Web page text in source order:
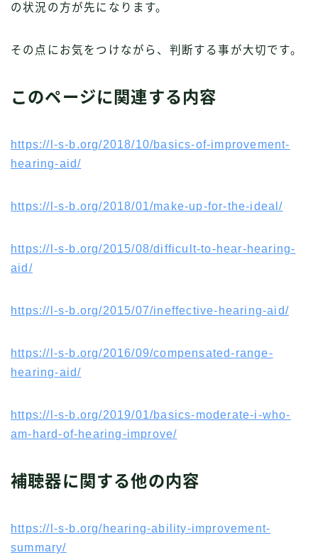
の状況の方が先になります。
その点にお気をつけながら、判断する事が大切です。
このページに関連する内容
https://l-s-b.org/2018/10/basics-of-improvement-
hearing-aid/
https://l-s-b.org/2018/01/make-up-for-the-ideal/
https://l-s-b.org/2015/08/difficult-to-hear-hearing-
aid/
https://l-s-b.org/2015/07/ineffective-hearing-aid/
https://l-s-b.org/2016/09/compensated-range-
hearing-aid/
https://l-s-b.org/2019/01/basics-moderate-i-who-
am-hard-of-hearing-improve/
補聴器に関する他の内容
https://l-s-b.org/hearing-ability-improvement-
summary/